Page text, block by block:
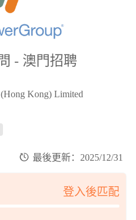
- 澳門招聘
Kong) Limited
最後更新：2025/12/31
登入後匹配